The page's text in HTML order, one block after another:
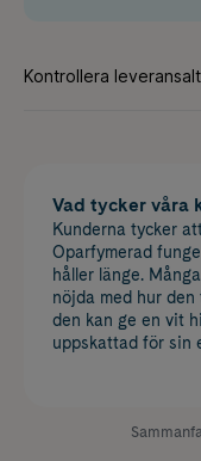
Vad tycker våra
Kunderna tycker
Oparfymerad
håller länge.
nöjda med hur
den kan ge en vit
uppskattad för sin